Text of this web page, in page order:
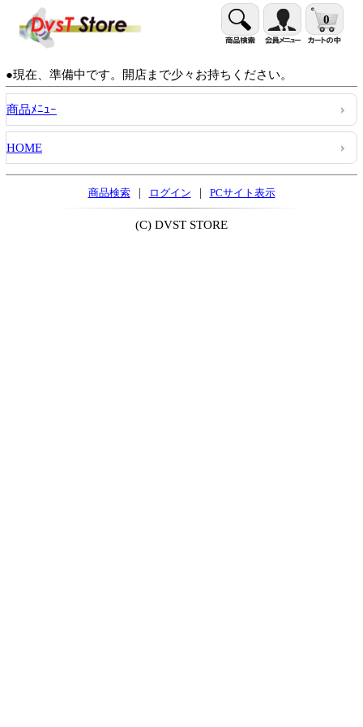
0
●現在、準備中です。開店まで少々お持ちください。
商品ﾒﾆｭｰ
HOME
商品検索 | ログイン | PCサイト表示
(C) DVST STORE